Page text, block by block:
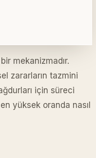
mekanizmadır.
zararların tazmini
için süreci
yüksek oranda nasıl